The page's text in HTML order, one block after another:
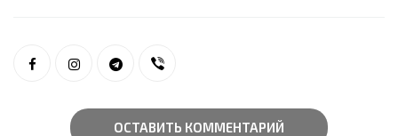
ОСТАВИТЬ КОММЕНТАРИЙ